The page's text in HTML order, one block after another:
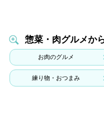
惣菜・肉グルメか
お肉のグルメ
練り物・おつまみ